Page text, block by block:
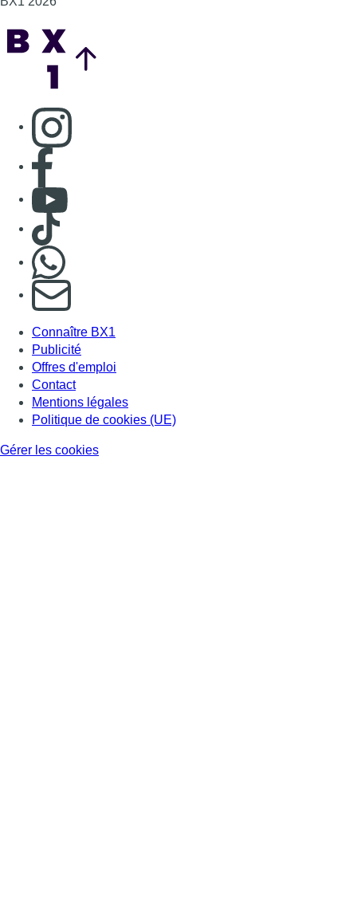
Consulter page Instagram
Consulter page Facebook
Consulter Youtube
Consulter TikTok
S'abonner à notre newsletter
Connaître BX1
Publicité
Offres d'emploi
Contact
Mentions légales
Politique de cookies (UE)
Gérer les cookies